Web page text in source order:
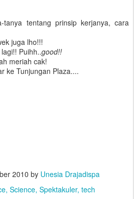
tanya tentang prinsip kerjanya, cara
juga lho!!!
lagi!! Puihh..good!!
meriah cak!
ke Tunjungan Plaza....
2010 by Unesia Drajadispa
Science Spektakuler tech